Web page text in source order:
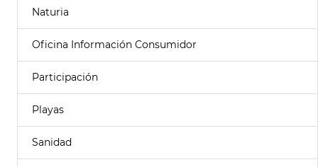
Naturia
Oficina Información Consumidor
Participación
Playas
Sanidad